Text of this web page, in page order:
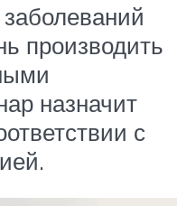
производить
назначит
с